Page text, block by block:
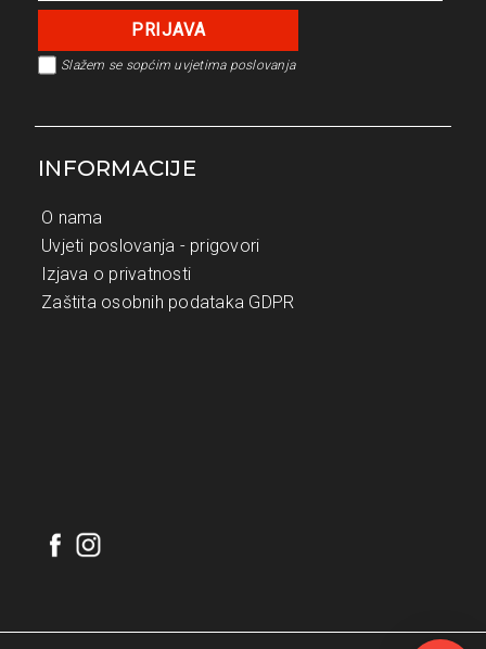
Slažem se sopćim uvjetima poslovanja
INFORMACIJE
O nama
Uvjeti poslovanja - prigovori
Izjava o privatnosti
Zaštita osobnih podataka GDPR